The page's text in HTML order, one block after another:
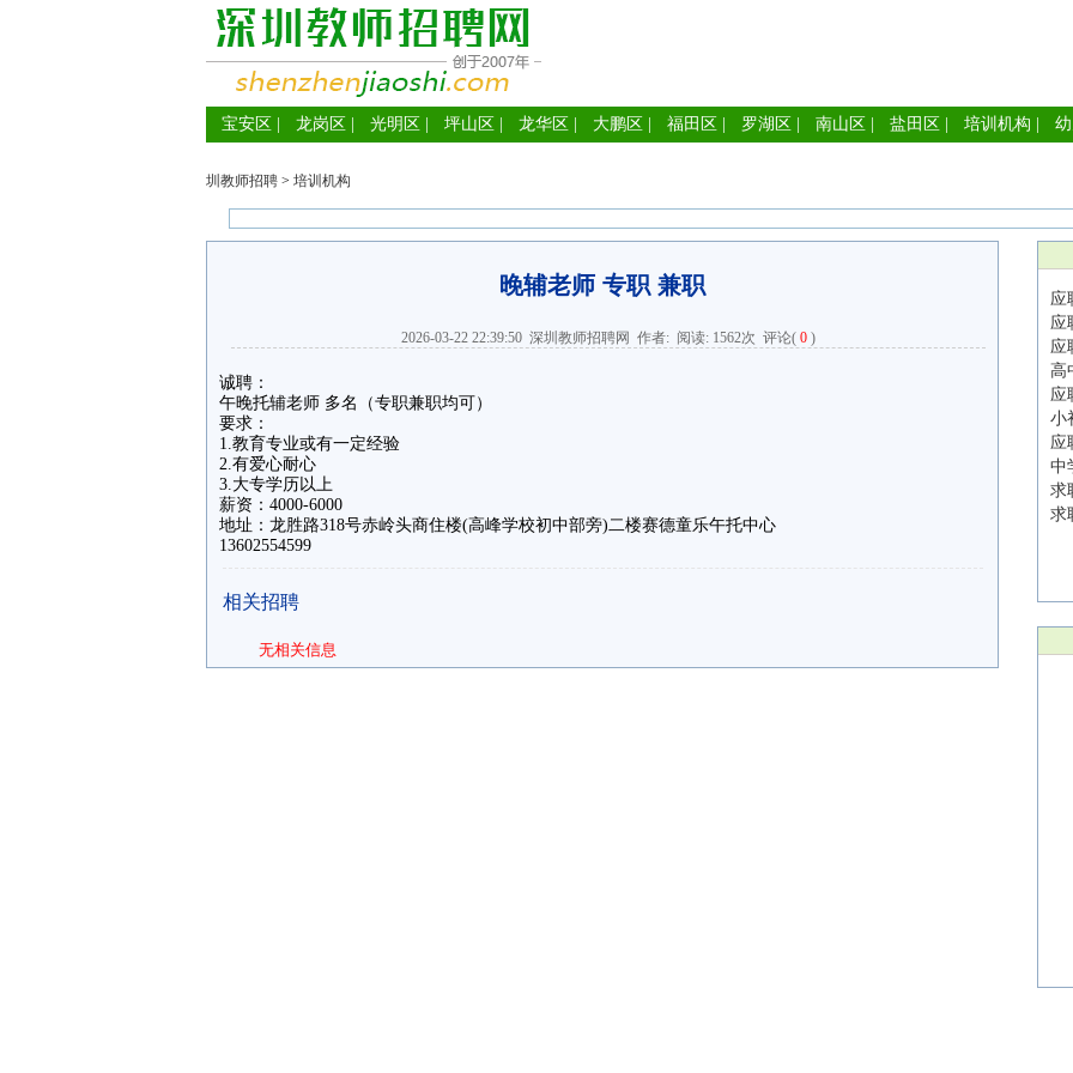
宝安区 龙岗区 光明区 坪山区 龙华区 大鹏区 福田区 罗湖区 南山区 盐田区 培训机构
圳教师招聘 > 培训机构
晚辅老师 专职 兼职
2026-03-22 22:39:50 深圳教师招聘网 作者: 阅读: 1562次 评论( 0 )
诚聘：
午晚托辅老师 多名（专职兼职均可）
要求：
1.教育专业或有一定经验
2.有爱心耐心
3.大专学历以上
薪资：4000-6000
地址：龙胜路318号赤岭头商住楼(高峰学校初中部旁)二楼赛德童乐午托中心
13602554599
相关招聘
无相关信息
应
应
应
高
应
小
应
中
求
求